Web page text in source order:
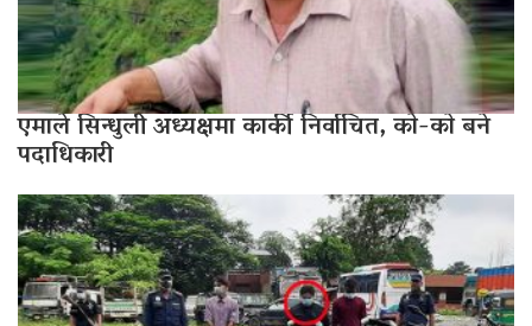
एमाले सिन्धुली अध्यक्षमा कार्की निर्वाचित, काे-काे बने
पदाधिकारी